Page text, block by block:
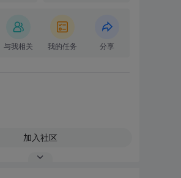
与我相关 我的任务 分享
加入社区